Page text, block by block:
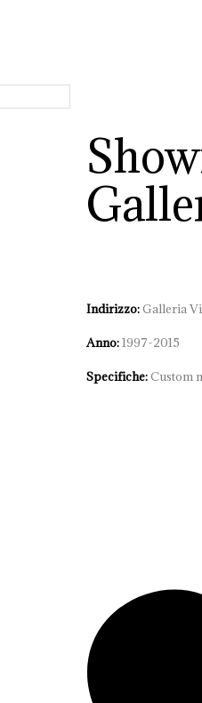
Indirizzo:Galleria
Anno:1997-2015
Specifiche:Custom